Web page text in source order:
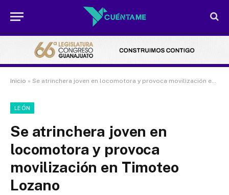
Inicio » Se atrinchera joven en locomotora y provoca movilización en Timoteo Lozano
LEÓN
Se atrinchera joven en
locomotora y provoca
movilización en Timoteo
Lozano